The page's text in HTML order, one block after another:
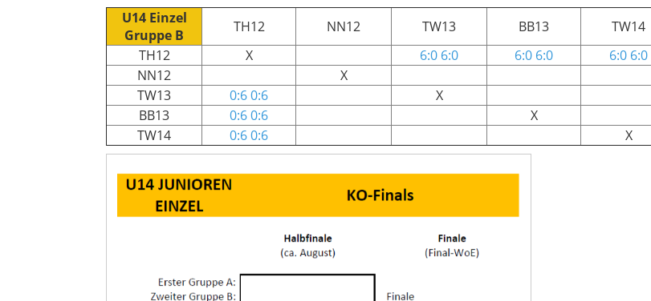
U14 Einzel
Gruppe B
TH12 NN12 TW13 BB13 TW14
TH12
X 6:0 6:0 6:0 6:0 6:0 6:0
NN12
X
TW13
0:6 0:6 X
BB13
0:6 0:6 X
TW14
0:6 0:6 X